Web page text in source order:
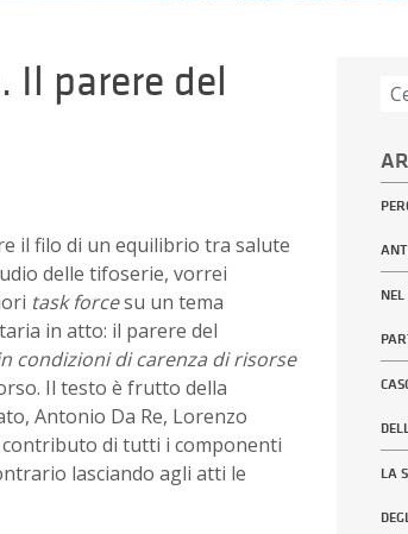
Il parere del
il filo di un equilibrio tra salute
delle tifoserie, vorrei
task forcesu un tema
in atto: il parere del
condizioni di carenza di risorse
Il testo è frutto della
Antonio Da Re, Lorenzo
contributo di tutti i componenti
lasciando agli atti le
LA